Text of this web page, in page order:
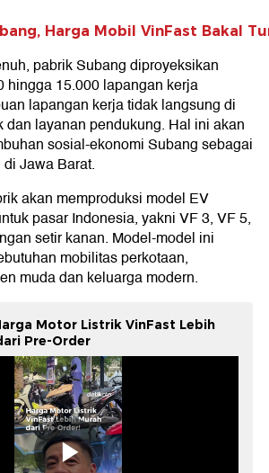
Harga Mobil VinFast Bakal
pabrik Subang diproyeksikan
hingga 15.000 lapangan kerja
lapangan kerja tidak langsung di
dan layanan pendukung. Hal ini akan
sosial-ekonomi Subang sebagai
Jawa Barat.
akan memproduksi model EV
pasar Indonesia, yakni VF 3, VF 5,
setir kanan. Model-model ini
mobilitas perkotaan,
muda dan keluarga modern.
Motor Listrik VinFast Lebih
Pre-Order